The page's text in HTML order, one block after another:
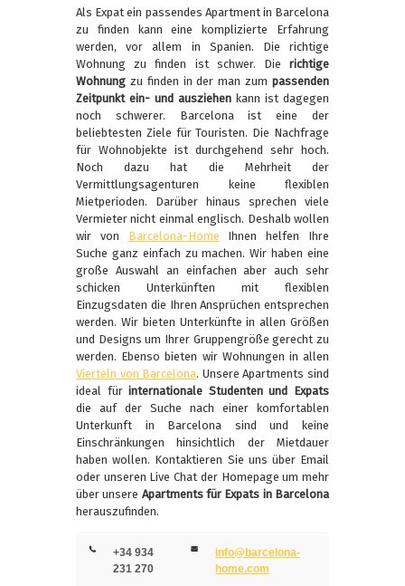
Als Expat ein passendes Apartment in Barcelona
zu finden kann eine komplizierte Erfahrung
werden, vor allem in Spanien. Die richtige
Wohnung zu finden ist schwer. Die richtige
Wohnung zu finden in der man zum passenden
Zeitpunkt ein- und ausziehen kann ist dagegen
noch schwerer. Barcelona ist eine der
beliebtesten Ziele für Touristen. Die Nachfrage
für Wohnobjekte ist durchgehend sehr hoch.
Noch dazu hat die Mehrheit der
Vermittlungsagenturen keine flexiblen
Mietperioden. Darüber hinaus sprechen viele
Vermieter nicht einmal englisch. Deshalb wollen
wir von Barcelona-Home Ihnen helfen Ihre
Suche ganz einfach zu machen. Wir haben eine
große Auswahl an einfachen aber auch sehr
schicken Unterkünften mit flexiblen
Einzugsdaten die Ihren Ansprüchen entsprechen
werden. Wir bieten Unterkünfte in allen Größen
und Designs um Ihrer Gruppengröße gerecht zu
werden. Ebenso bieten wir Wohnungen in allen
Vierteln von Barcelona. Unsere Apartments sind
ideal fürinternationale Studenten und Expats
die auf der Suche nach einer komfortablen
Unterkunft in Barcelona sind und keine
Einschränkungen hinsichtlich der Mietdauer
haben wollen. Kontaktieren Sie uns über Email
oder unseren Live Chat der Homepage um mehr
über unsere Apartments für Expats in Barcelona
herauszufinden.
+34 934
231 270
info@barcelona-
home.com